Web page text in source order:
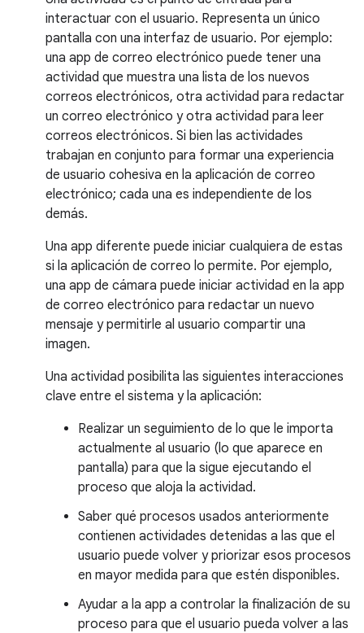
interactuar con el usuario. Representa un único
pantalla con una interfaz de usuario. Por ejemplo:
una app de correo electrónico puede tener una
actividad que muestra una lista de los nuevos
correos electrónicos, otra actividad para redactar
un correo electrónico y otra actividad para leer
correos electrónicos. Si bien las actividades
trabajan en conjunto para formar una experiencia
de usuario cohesiva en la aplicación de correo
electrónico; cada una es independiente de los
demás.
Una app diferente puede iniciar cualquiera de estas
si la aplicación de correo lo permite. Por ejemplo,
una app de cámara puede iniciar actividad en la app
de correo electrónico para redactar un nuevo
mensaje y permitirle al usuario compartir una
imagen.
Una actividad posibilita las siguientes interacciones
clave entre el sistema y la aplicación:
Realizar un seguimiento de lo que le importa
actualmente al usuario (lo que aparece en
pantalla) para que la sigue ejecutando el
proceso que aloja la actividad.
Saber qué procesos usados anteriormente
contienen actividades detenidas a las que el
usuario puede volver y priorizar esos procesos
en mayor medida para que estén disponibles.
Ayudar a la app a controlar la finalización de su
proceso para que el usuario pueda volver a las